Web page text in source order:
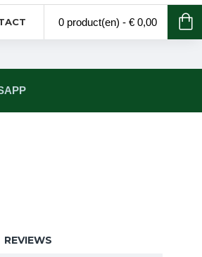
0 product(en) - € 0,00
REVIEWS